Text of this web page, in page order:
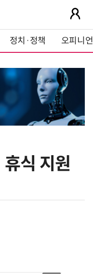
정치·정책 오피니언
식 지원